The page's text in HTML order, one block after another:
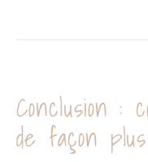
Conclusion :
de façon